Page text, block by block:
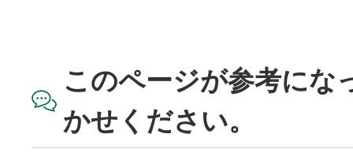
このページが参考にな
かせください。